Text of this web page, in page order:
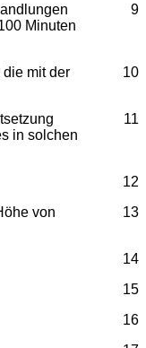
9
Minuten
10
mit der
11
in solchen
12
13
von
14
15
16